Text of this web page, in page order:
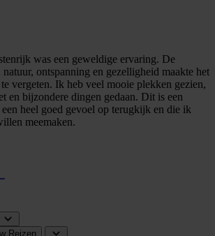
was een geweldige ervaring. De
ontspanning en gezelligheid maakte het
vergeten. Ik heb veel mooie plekken gezien,
en bijzondere dingen gedaan. Dit is een
heel goed gevoel op terugkijk en die ik
meemaken.
Reizen